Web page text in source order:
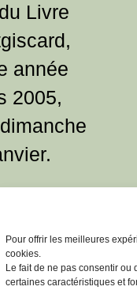
Pour offrir les meilleures
cookies.
Le fait de ne pas consentir ou
certaines caractéristiques et
Livre
année
2005,